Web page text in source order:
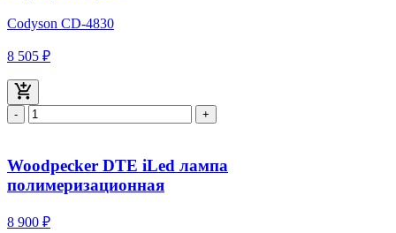
Codyson CD-4830
8 505 ₽
- +
Woodpecker DTE iLed лампа
полимеризационная
8 900 ₽